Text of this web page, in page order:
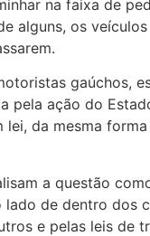
na faixa de
alguns, os
gaúchos,
pela ação do
da mesma
a questão
lado de dentro dos
e pelas leis de